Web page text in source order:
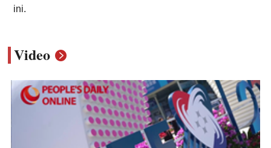
ini.
Video